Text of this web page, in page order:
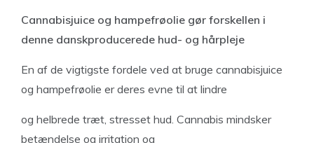
Cannabisjuice og hampefrøolie gør forskellen i
denne danskproducerede hud- og hårpleje
En af de vigtigste fordele ved at bruge cannabisjuice
og hampefrøolie er deres evne til at lindre
og helbrede træt, stresset hud. Cannabis mindsker
betændelse og irritation og